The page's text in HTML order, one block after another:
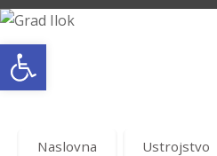
Naslovna Ustrojstvo
Open toolbar